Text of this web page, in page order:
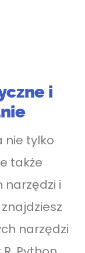
i
nie tylko
także
i
narzędzi